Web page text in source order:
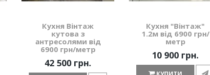
Кухня Вінтаж
кутова з
антресолями від
6900 грн/метр
42 500 грн.
Кухня "Вінтаж"
1.2м від 6900 грн/
метр
10 900 грн.